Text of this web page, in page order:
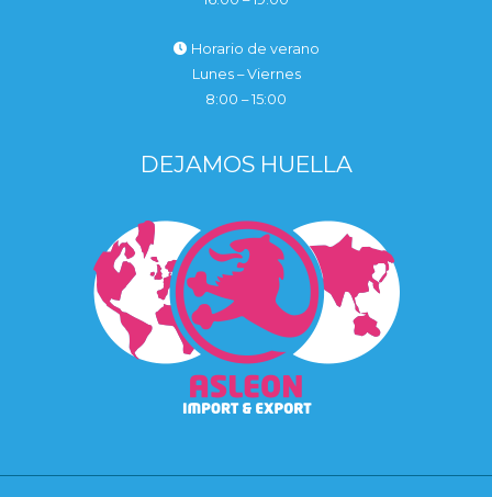
Horario de verano
Lunes – Viernes
8:00 – 15:00
DEJAMOS HUELLA